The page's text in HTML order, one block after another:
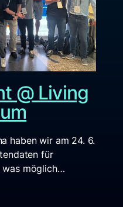
@ Living
haben wir am 24. 6.
für
was möglich…